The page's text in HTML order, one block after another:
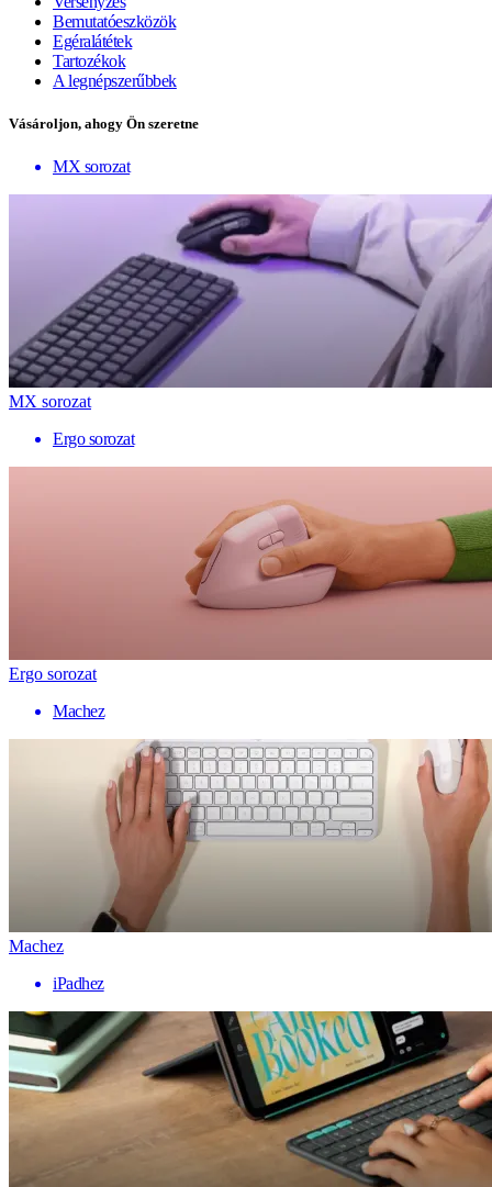
Bemutatóeszközök
Egéralátétek
Tartozékok
A legnépszerűbbek
Vásároljon, ahogy Ön szeretne
MX sorozat
MX sorozat
Ergo sorozat
Ergo sorozat
Machez
Machez
iPadhez